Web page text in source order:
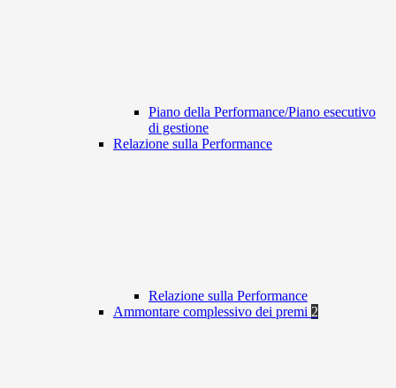
Piano della Performance/Piano esecutivo
di gestione
Relazione sulla Performance
Relazione sulla Performance
Ammontare complessivo dei premi 2